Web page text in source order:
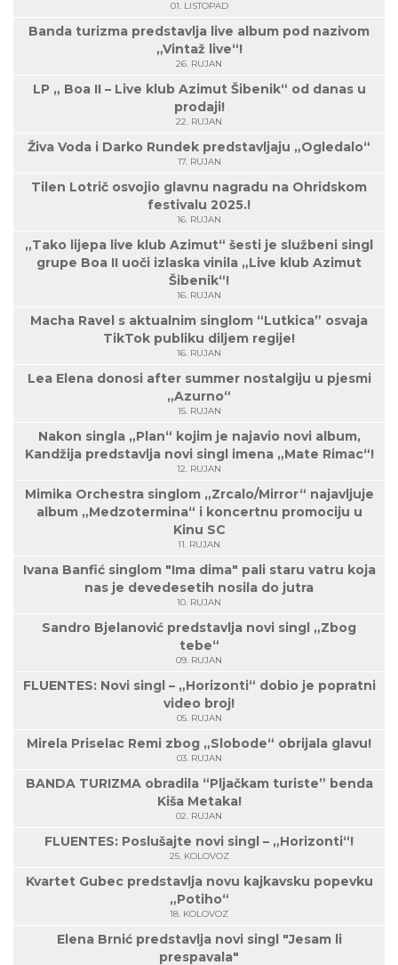
01. LISTOPAD
Banda turizma predstavlja live album pod nazivom
„Vintaž live“!
26. RUJAN
LP „ Boa II – Live klub Azimut Šibenik“ od danas u
prodaji!
22. RUJAN
Živa Voda i Darko Rundek predstavljaju „Ogledalo“
17. RUJAN
Tilen Lotrič osvojio glavnu nagradu na Ohridskom
festivalu 2025.!
16. RUJAN
„Tako lijepa live klub Azimut“ šesti je službeni singl
grupe Boa II uoči izlaska vinila „Live klub Azimut
Šibenik“!
16. RUJAN
Macha Ravel s aktualnim singlom “Lutkica” osvaja
TikTok publiku diljem regije!
16. RUJAN
Lea Elena donosi after summer nostalgiju u pjesmi
„Azurno“
15. RUJAN
Nakon singla „Plan“ kojim je najavio novi album,
Kandžija predstavlja novi singl imena „Mate Rimac“!
12. RUJAN
Mimika Orchestra singlom „Zrcalo/Mirror“ najavljuje
album „Medzotermina“ i koncertnu promociju u
Kinu SC
11. RUJAN
Ivana Banfić singlom "Ima dima" pali staru vatru koja
nas je devedesetih nosila do jutra
10. RUJAN
Sandro Bjelanović predstavlja novi singl „Zbog
tebe“
09. RUJAN
FLUENTES: Novi singl – „Horizonti“ dobio je popratni
video broj!
05. RUJAN
Mirela Priselac Remi zbog „Slobode“ obrijala glavu!
03. RUJAN
BANDA TURIZMA obradila “Pljačkam turiste” benda
Kiša Metaka!
02. RUJAN
FLUENTES: Poslušajte novi singl – „Horizonti“!
25. KOLOVOZ
Kvartet Gubec predstavlja novu kajkavsku popevku
„Potiho“
18. KOLOVOZ
Elena Brnić predstavlja novi singl "Jesam li
prespavala"